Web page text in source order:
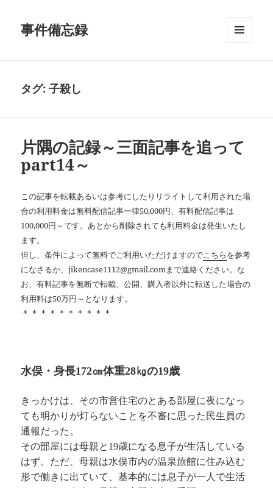
事件備忘録
タグ:子殺し
片隅の記録～三面記事を追って
part14～
この記事を転載あるいは参考にしたりリライトして利用された場
合の利用料金は無料配信記事一律50,000円、有料配信記事は
100,000円～です。あとから削除されても利用料金は発生いたし
ます。
但し、条件によって無料でご利用いただけますのでこちらを参考
になさるか、jikencase1112@gmail.comまで連絡ください。な
お、有料記事を無断で転載、公開、購入者以外に転送した場合の
利用料は50万円～となります。
＊＊＊＊＊＊＊＊＊＊
水俣・身長172㎝体重28㎏の19歳
きっかけは、その市営住宅のとある部屋に夜になっ
ても明かりが灯らないことを不審に思った民生員の
通報だった。
その部屋には母親と19歳になる息子が生活している
はず。ただ、母親は水俣市内の温泉旅館に住み込む
形で働きに出ていて、基本的には息子が一人で生活